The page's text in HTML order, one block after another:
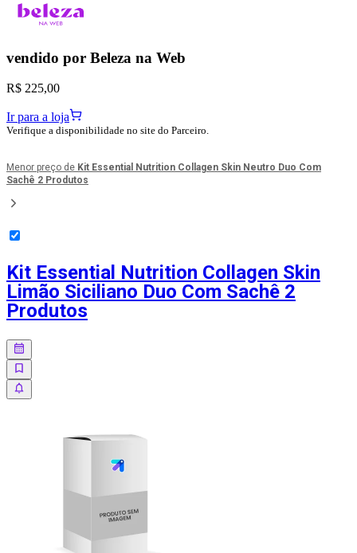
vendido por Beleza na Web
R$ 225,00
Ir para a loja
Verifique a disponibilidade no site do Parceiro.
Menor preço de Kit Essential Nutrition Collagen Skin Neutro Duo Com
Sachê 2 Produtos
Kit Essential Nutrition Collagen Skin
Limão Siciliano Duo Com Sachê 2
Produtos